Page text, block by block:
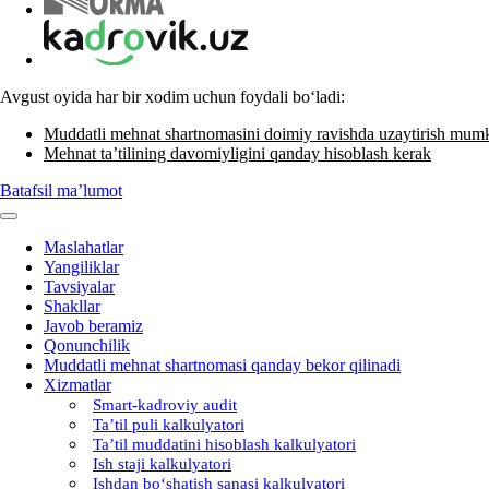
Avgust oyida har bir хodim uchun foydali boʻladi:
Muddatli mehnat shartnomasini doimiy ravishda uzaytirish
Mehnat ta’tilining davomiyligini qanday hisoblash kerak
Batafsil ma’lumot
Maslahatlar
Yangiliklar
Tavsiyalar
Shakllar
Javob beramiz
Qonunchilik
Muddatli mehnat shartnomasi qanday bekor qilinadi
Xizmatlar
Smart-kadroviy audit
Ta’til puli kalkulyatori
Ta’til muddatini hisoblash kalkulyatori
Ish staji kalkulyatori
Ishdan boʻshatish sanasi kalkulyatori